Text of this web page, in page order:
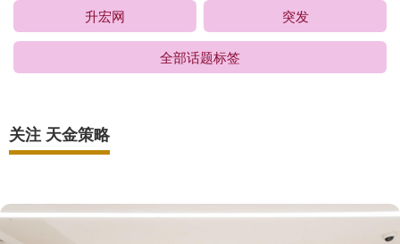
升宏网 突发
全部话题标签
关注 天金策略